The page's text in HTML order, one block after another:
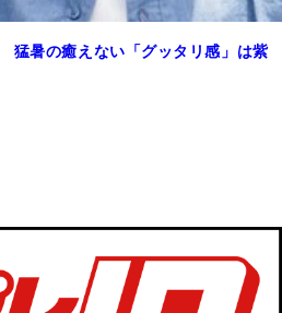
暑の癒えない「グッタリ感」は紫